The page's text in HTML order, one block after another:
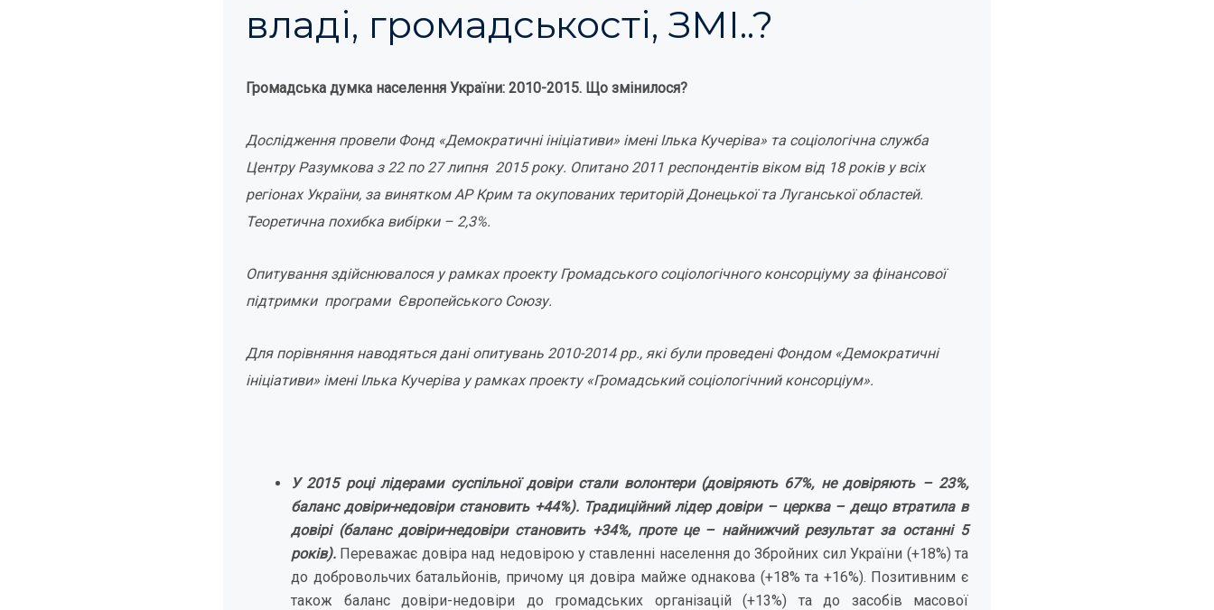
владі, громадськості, ЗМІ..?
Громадська думка населення України: 2010-2015. Що змінилося?
Дослідження провели Фонд «Демократичні ініціативи» імені Ілька Кучеріва» та соціологічна служба
Центру Разумкова з 22 по 27 липня 2015 року. Опитано 2011 респондентів віком від 18 років у всіх
регіонах України, за винятком АР Крим та окупованих територій Донецької та Луганської областей.
Теоретична похибка вибірки – 2,3%.
Опитування здійснювалося у рамках проекту Громадського соціологічного консорціуму за фінансової
підтримки програми Європейського Союзу.
Для порівняння наводяться дані опитувань 2010-2014 рр., які були проведені Фондом «Демократичні
ініціативи» імені Ілька Кучеріва у рамках проекту «Громадський соціологічний консорціум».
У 2015 році лідерами суспільної довіри стали волонтери (довіряють 67%, не довіряють – 23%,
баланс довіри-недовіри становить +44%). Традиційний лідер довіри – церква – дещо втратила в
довірі (баланс довіри-недовіри становить +34%, проте це – найнижчий результат за останні 5
років). Переважає довіра над недовірою у ставленні населення до Збройних сил України (+18%) та
до добровольчих батальйонів, причому ця довіра майже однакова (+18% та +16%). Позитивним є
також баланс довіри-недовіри до громадських організацій (+13%) та до засобів масової